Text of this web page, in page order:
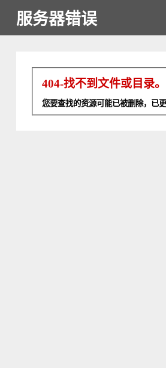
服务器错误
404-找不到文件或目录。
您要查找的资源可能已被删除，已